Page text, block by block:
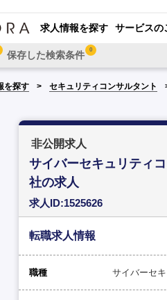
求人情報を探す サービスの
保存した検索条件 0
を探す セキュリティコンサルタント
非公開求人
サイバーセキュリティ
社の求人
求人ID:1525626
転職求人情報
職種 サイバーセ